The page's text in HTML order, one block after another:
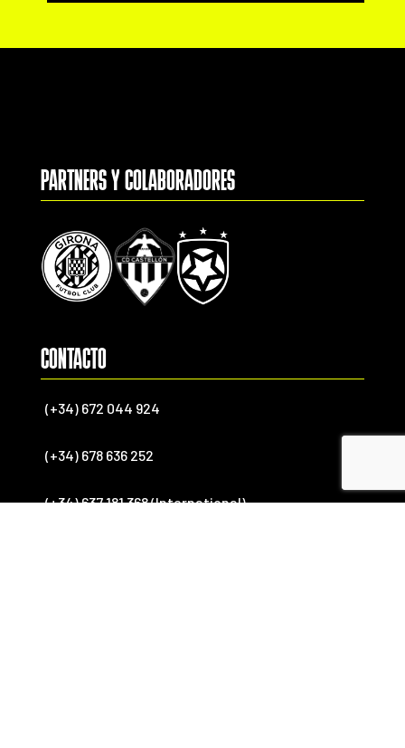
PARTNERS Y COLABORADORES
CONTACTO
(+34) 672 044 924
(+34) 678 636 252
(+34) 637 181 368 (International)